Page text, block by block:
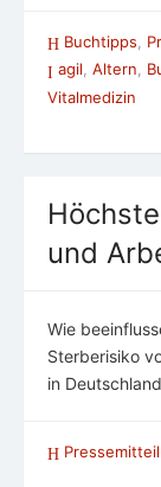
Buchtipps
agil, Altern,
Vitalmedizin
und
Wie
Sterberisiko
in